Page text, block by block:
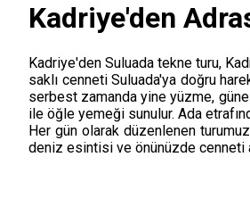
Kadriye'den
Kadriye'den Suluada tekne turu,
saklı cenneti Suluada'ya doğru
serbest zamanda yine yüzme,
ile öğle yemeği sunulur. Ada
Her gün olarak düzenlenen
deniz esintisi ve önünüzde cenneti